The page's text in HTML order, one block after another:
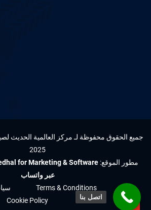
جميع الحقوق محفوظة لـ مركز العالمية الحديث
2025
مطور الموقع:for Marketing & Software
عبر واتساب
Terms & Conditions
Cookie Policy
اتصل بنا